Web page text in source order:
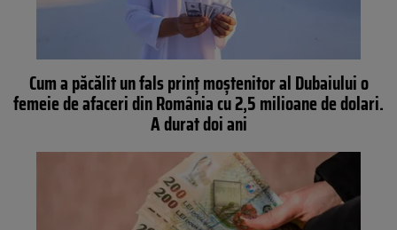
Cum a păcălit un fals prinț moștenitor al Dubaiului o
femeie de afaceri din România cu 2,5 milioane de dolari.
A durat doi ani